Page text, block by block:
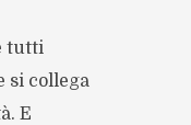
tutti
si collega
E